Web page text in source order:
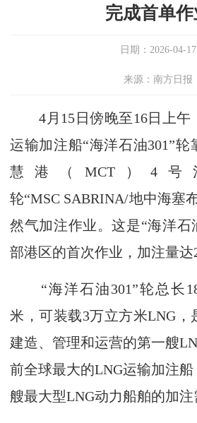
完成首单
日期：2026-04-17
来源：南方日报
4月15日傍晚至16日上午
运输加注船“海洋石油301”轮
慧港（MCT）4号
轮“MSC SABRINA/地中海塞
然气加注作业。这是“海洋石
部港区的首次作业，加注量达
“海洋石油301”轮总长
米，可装载3万立方米LNG，
建造、管理和运营的第一艘
前全球最大的LNG运输加注
艘最大型LNG动力船舶的加注